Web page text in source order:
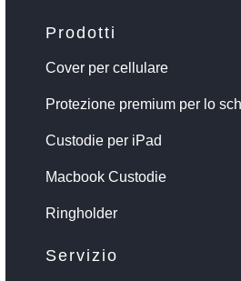
Prodotti
Cover per cellulare
Protezione premium per lo
Custodie per iPad
Macbook Custodie
Ringholder
Servizio